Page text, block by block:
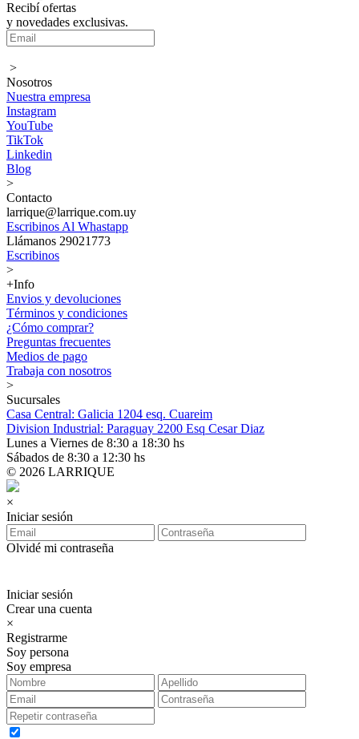
Recibí ofertas
y novedades exclusivas.
>
Nosotros
Nuestra empresa
Instagram
YouTube
TikTok
Linkedin
Blog
>
Contacto
larrique@larrique.com.uy
Escribinos Al Whastapp
Llámanos 29021773
Escribinos
>
+Info
Envios y devoluciones
Términos y condiciones
¿Cómo comprar?
Preguntas frecuentes
Medios de pago
Trabaja con nosotros
>
Sucursales
Casa Central: Galicia 1204 esq. Cuareim
Division Industrial: Paraguay 2200 Esq Cesar Diaz
Lunes a Viernes de 8:30 a 18:30 hs
Sábados de 8:30 a 12:30 hs
© 2026 LARRIQUE
×
Iniciar sesión
Olvidé mi contraseña
Iniciar sesión
Crear una cuenta
×
Registrarme
Soy persona
Soy empresa